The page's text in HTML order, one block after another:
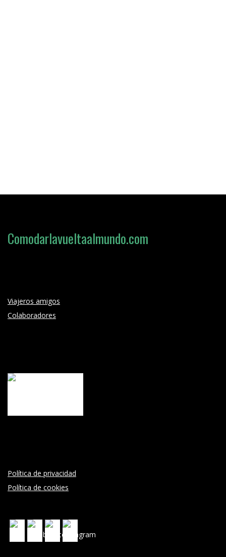
Loading search form...
Comodarlavueltaalmundo.com
Viajeros amigos
Colaboradores
Política de privacidad
Política de cookies